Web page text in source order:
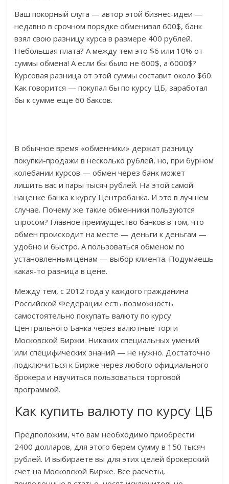
Ваш покорный слуга — автор этой бизнес-идеи —
недавно в срочном порядке обменивал 600$, банк
взял свою разницу курса в размере 400 рублей.
Небольшая плата? А между тем это $6 или 10% от
суммы обмена! А если бы было не 600$, а 6000$?
Курсовая разница от этой суммы составит около $60.
Как говорится — покупал бы по курсу ЦБ, заработал
бы к сумме еще 60 баксов.
В обычное время «обменники» держат разницу
покупки-продажи в несколько рублей, но, при бурном
колебании курсов — обмен через банк может
лишить вас и пары тысяч рублей. На этой самой
наценке банка к курсу Центробанка. И это в лучшем
случае. Почему же такие обменники пользуются
спросом? Главное преимущество банков в том, что
обмен происходит на месте — деньги к деньгам —
удобно и быстро. А пользоваться обменом по
установленным ценам — выбор клиента. Подумаешь
какая-то разница в цене.
Между тем, с 2012 года у каждого гражданина
Российской Федерации есть возможность
самостоятельно покупать валюту по курсу
Центрального Банка через валютные торги
Московской Биржи. Никаких специальных умений
или специфических знаний — не нужно. Достаточно
подключиться к Бирже через любого официального
брокера и научиться пользоваться торговой
программой.
Как купить валюту по курсу ЦБ
Предположим, что вам необходимо приобрести
2400 долларов, для этого берем сумму в 150 тысяч
рублей. И выбираете вы для этих целей брокерский
счет на Московской Бирже. Все расчеты,